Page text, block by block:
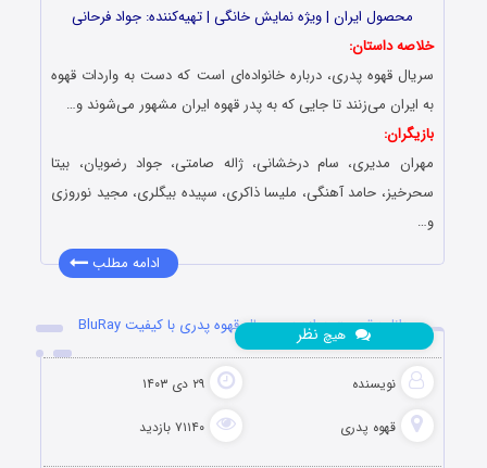
محصول ایران | ویژه نمایش خانگی | تهیه‌کننده: جواد فرحانی
خلاصه داستان:
سریال قهوه پدری، درباره خانواده‌‌ای است که دست به واردات قهوه
به ایران می‌‌زنند تا جایی که به پدر قهوه ایران مشهور می‌‌شوند و…
بازیگران:
مهران مدیری، سام درخشانی، ژاله صامتی، جواد رضویان، بیتا
سحرخیز، حامد آهنگی، ملیسا ذاکری، سپیده بیگلری، مجید نوروزی
و…
ادامه مطلب
دانلود قسمت دوازدهم سریال قهوه پدری با کیفیت BluRay
نویسنده ۲۹ دی ۱۴۰۳
قهوه پدری ۷۱۱۴۰ بازدید
هیچ نظر